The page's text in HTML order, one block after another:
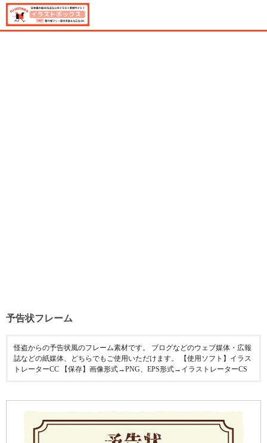
予告状フレーム
怪盗からの予告状風のフレーム素材です。 ブログなどのウェブ媒体・広報
誌などの紙媒体、どちらでもご使用いただけます。 【使用ソフト】イラス
トレーターCC 【保存】画像形式→PNG、EPS形式→イラストレーターCS